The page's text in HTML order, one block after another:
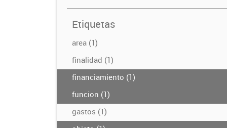
Etiquetas
area (1)
finalidad (1)
financiamiento (1)
funcion (1)
gastos (1)